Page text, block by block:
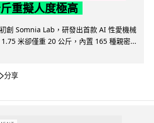
重擬人度極高
創 Somnia Lab，研發出首款 AI 性愛機械
米卻僅重 20 公斤，內置 165 種親密...
分享